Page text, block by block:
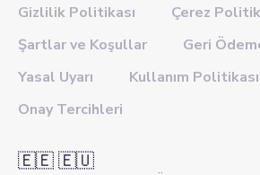
Gizlilik Politikası
Çerez
Şartlar ve Koşullar
Geri
Yasal Uyarı
Kullanım Politikası
Onay Tercihleri
🇪🇪 🇪🇺